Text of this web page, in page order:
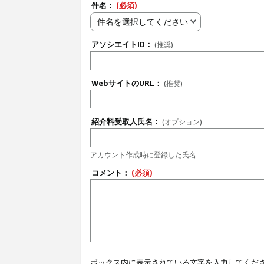
件名： (必須)
件名を選択してください
アソシエイトID： (推奨)
WebサイトのURL： (推奨)
紹介料受取人氏名： (オプション)
アカウント作成時に登録した氏名
コメント： (必須)